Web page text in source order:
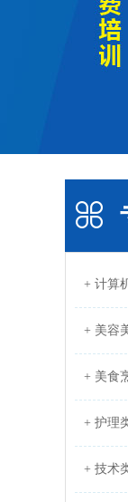
+ 计算
+ 美容
+ 美食
+ 护理
+ 技术